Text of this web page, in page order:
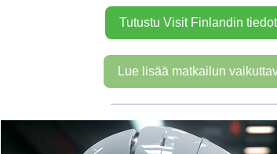
Tutustu Visit Finlandin
Lue lisää matkailun